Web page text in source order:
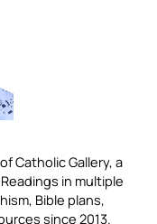
Catholic Gallery, a
in multiple
Bible plans,
since 2013.